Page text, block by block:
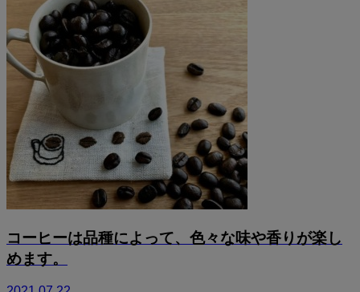
コーヒーは品種によって、色々な味や香りが楽し
めます。